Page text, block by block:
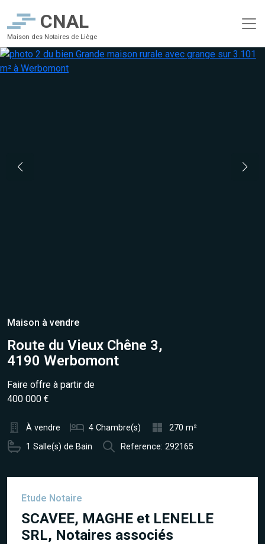
CNAL
Maison des Notaires de Liège
Maison à vendre
Route du Vieux Chêne 3,
4190 Werbomont
Faire offre à partir de
400 000 €
À vendre 4 Chambre(s)
270 m²
1 Salle(s) de Bain
Reference: 292165
Etude Notaire
SCAVEE, MAGHE et LENELLE
SRL, Notaires associés